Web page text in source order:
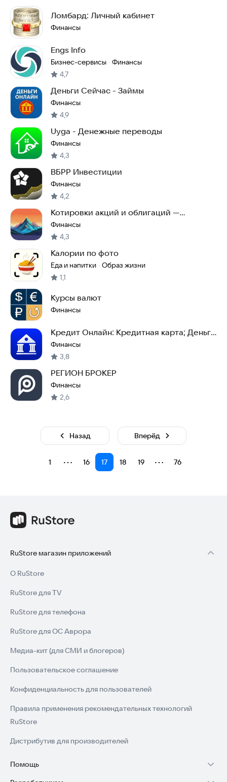
Ломбард: Личный кабинет
Финансы
Engs Info
Бизнес-сервисы · Финансы
4,7
Деньги Сейчас - Займы
Финансы
4,9
Uyga - Денежные переводы
Финансы
4,3
ВБРР Инвестиции
Финансы
4,2
Котировки акций и облигаций —
Мосбиржа (MOEX)
Финансы
4,3
Калории по фото
Еда и напитки · Образ жизни
1,1
Курсы валют
Финансы
Кредит Онлайн: Кредитная карта; Деньги
до Зарплаты
Финансы
3,8
РЕГИОН БРОКЕР
Финансы
2,6
Назад
1 ⋯ 16 17 18 19 ⋯ 76
Вперёд
RuStore магазин приложений
О RuStore
RuStore для TV
RuStore для телефона
RuStore для ОС Аврора
Медиа-кит (для СМИ и блогеров)
Пользовательское соглашение
Конфиденциальность для пользователей
Правила применения рекомендательных технологий
RuStore
Дистрибутив для производителей
Помощь